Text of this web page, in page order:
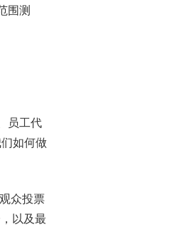
围测
员工代
如何做
众投票
以及最